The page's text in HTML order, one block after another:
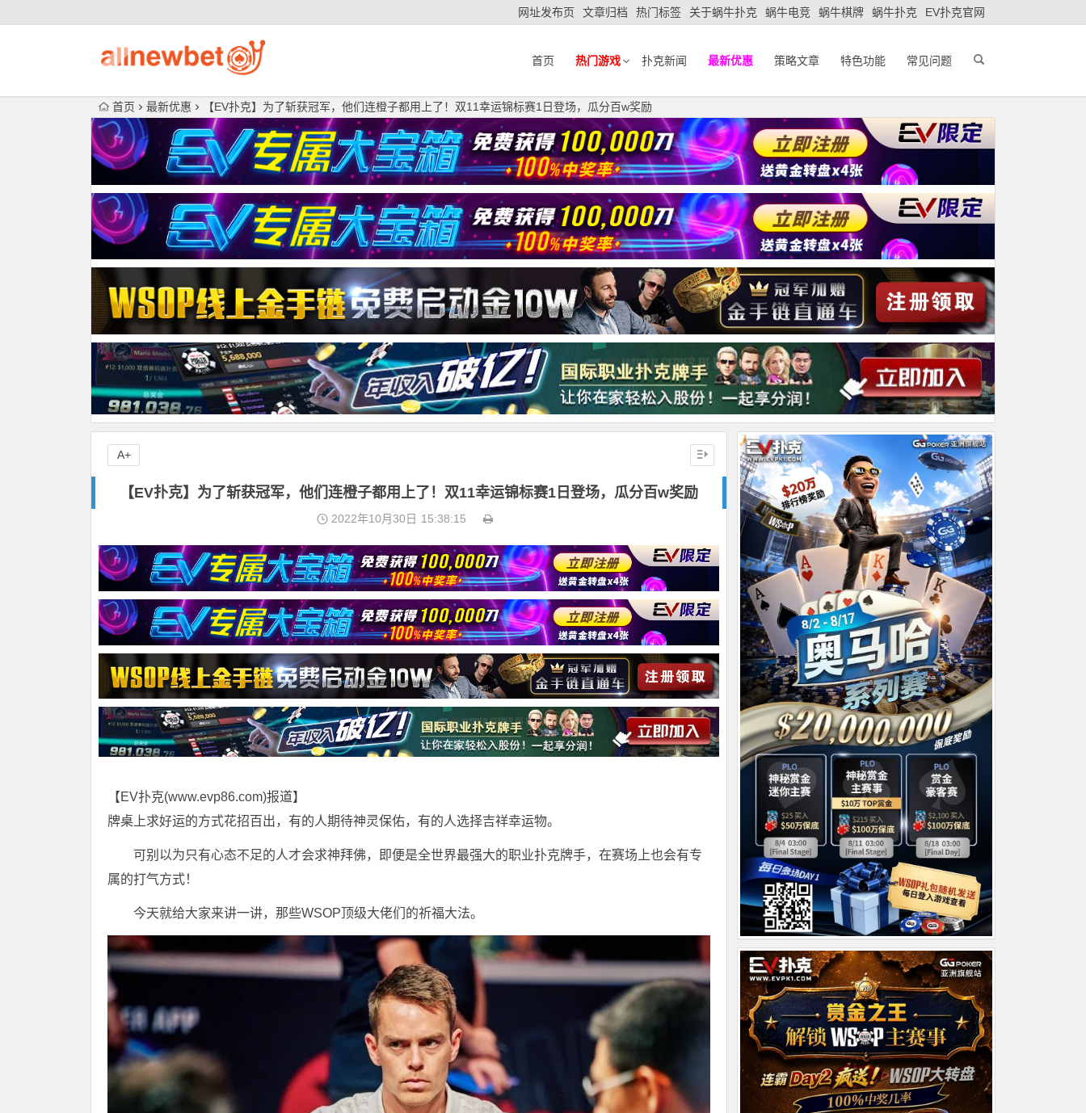
网址发布页 文章归档 热门标签 关于蜗牛扑克 蜗牛电竞 蜗牛棋牌 蜗牛扑克 EV扑克官网
首页 热门游戏 扑克新闻 最新优惠 策略文章 特色功能 常见问题
首页 最新优惠 【EV扑克】为了斩获冠军，他们连橙子都用上了！双11幸运锦标赛1日登场，瓜分百w奖励
【EV扑克】为了斩获冠军，他们连橙子都用上了！双11幸运锦标赛1日登场，瓜分百w奖励
2022年10月30日 15:38:15
【EV扑克(www.evp86.com)报道】
牌桌上求好运的方式花招百出，有的人期待神灵保佑，有的人选择吉祥幸运物。
可别以为只有心态不足的人才会求神拜佛，即便是全世界最强大的职业扑克牌手，在赛场上也会有专
属的打气方式！
今天就给大家来讲一讲，那些WSOP顶级大佬们的祈福大法。
A+